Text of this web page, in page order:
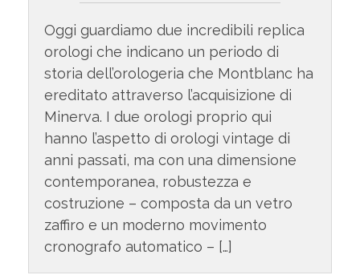
Oggi guardiamo due incredibili replica
orologi che indicano un periodo di
storia dell’orologeria che Montblanc ha
ereditato attraverso l’acquisizione di
Minerva. I due orologi proprio qui
hanno l’aspetto di orologi vintage di
anni passati, ma con una dimensione
contemporanea, robustezza e
costruzione – composta da un vetro
zaffiro e un moderno movimento
cronografo automatico – […]